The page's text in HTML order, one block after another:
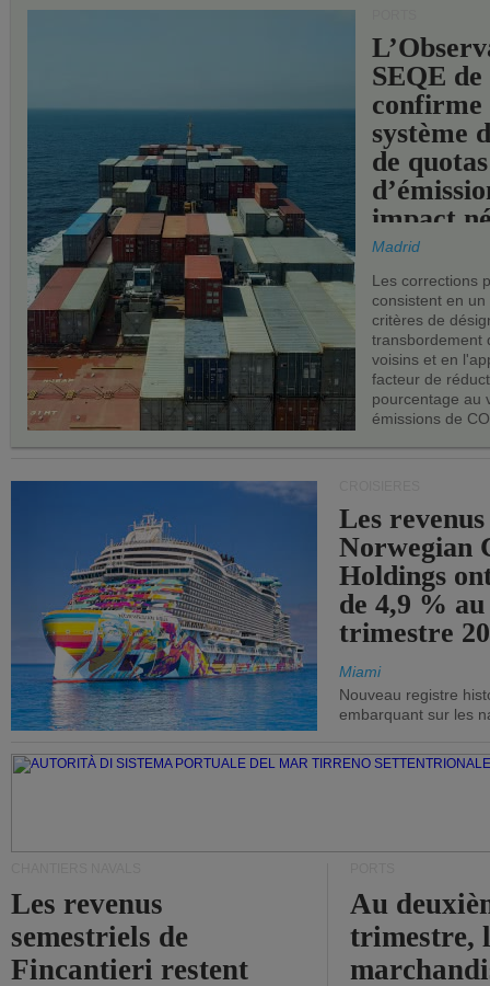
SEQE de
confirme
système
de quotas
impact
les ports
Madrid
Les corrections
consistent en
critères de
transbordement
voisins et en
facteur de
pourcentage au
émissions de
Les
Norwegian
Holdings
de 4,9 %
trimestre
Miami
Nouveau registre
embarquant sur les
Les revenus
semestriels de
Fincantieri restent
Au
trimestre,